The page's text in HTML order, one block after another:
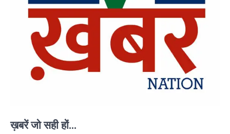
ख़बरें जो सही हों...